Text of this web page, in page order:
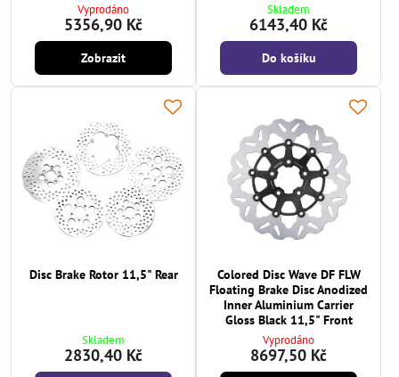
Vyprodáno
5356,90 Kč
Zobrazit
Skladem
6143,40 Kč
Do košíku
Disc Brake Rotor 11,5" Rear
Skladem
2830,40 Kč
Colored Disc Wave DF FLW
Floating Brake Disc Anodized
Inner Aluminium Carrier
Gloss Black 11,5" Front
Vyprodáno
8697,50 Kč